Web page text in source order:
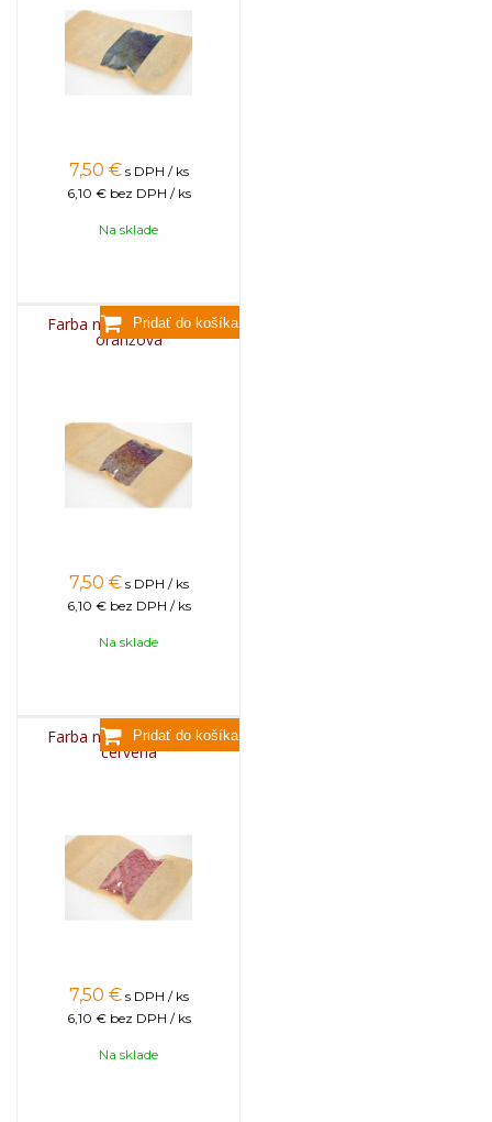
7,50 € s DPH / ks
6,10 € bez DPH / ks
Na sklade
Farba na sviečky, 25g -
oranžová
7,50 € s DPH / ks
6,10 € bez DPH / ks
Na sklade
Farba na sviečky, 25g -
červená
7,50 € s DPH / ks
6,10 € bez DPH / ks
Na sklade